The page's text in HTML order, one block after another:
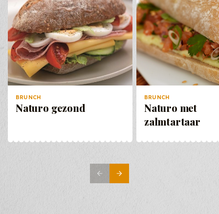
BRUNCH
Naturo gezond
BRUNCH
Naturo met
zalmtartaar